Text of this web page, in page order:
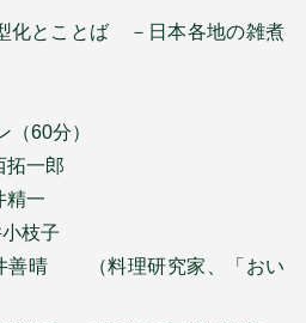
ことば －日本各地の雑煮
60分）
一郎
一
子
理研究家、「おい